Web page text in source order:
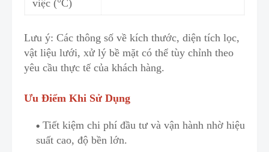
việc (°C)
Lưu ý: Các thông số về kích thước, diện tích lọc,
vật liệu lưới, xử lý bề mặt có thể tùy chỉnh theo
yêu cầu thực tế của khách hàng.
Ưu Điểm Khi Sử Dụng
Tiết kiệm chi phí đầu tư và vận hành nhờ hiệu
suất cao, độ bền lớn.